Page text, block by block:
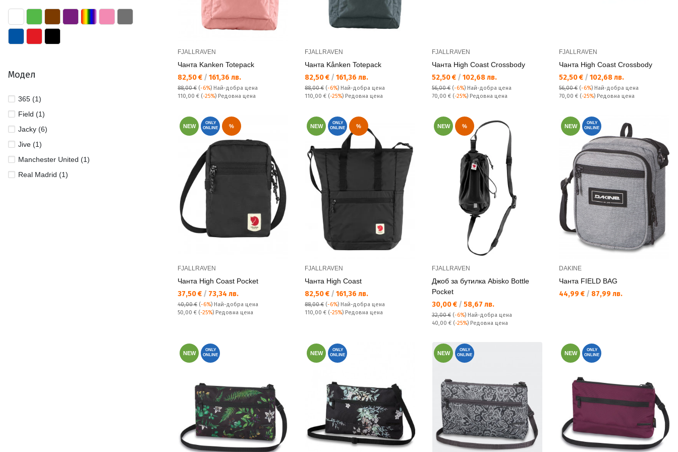
Модел
365 (1)
Field (1)
Jacky (6)
Jive (1)
Manchester United (1)
Real Madrid (1)
FJALLRAVEN
Чанта Kаnken Totepack
Текуща цена:
82,50 € / 161,36 лв.
88,00 € (-6%) Най-добра цена
Редовна цена:
110,00 € (-25%) Редовна цена
FJALLRAVEN
Чанта Kånken Totepack
Текуща цена:
82,50 € / 161,36 лв.
88,00 € (-6%) Най-добра цена
Редовна цена:
110,00 € (-25%) Редовна цена
FJALLRAVEN
Чанта High Coast Crossbody
Текуща цена:
52,50 € / 102,68 лв.
56,00 € (-6%) Най-добра цена
Редовна цена:
70,00 € (-25%) Редовна цена
FJALLRAVEN
Чанта High Coast Crossbody
Текуща цена:
52,50 € / 102,68 лв.
56,00 € (-6%) Най-добра цена
Редовна цена:
70,00 € (-25%) Редовна цена
NEW
ONLY
ONLINE
%
FJALLRAVEN
Чанта High Coast Pocket
Текуща цена:
37,50 € / 73,34 лв.
40,00 € (-6%) Най-добра цена
Редовна цена:
50,00 € (-25%) Редовна цена
NEW
ONLY
ONLINE
%
FJALLRAVEN
Чанта High Coast
Текуща цена:
82,50 € / 161,36 лв.
88,00 € (-6%) Най-добра цена
Редовна цена:
110,00 € (-25%) Редовна цена
NEW %
FJALLRAVEN
Джоб за бутилка Abisko Bottle
Pocket
Текуща цена:
30,00 € / 58,67 лв.
32,00 € (-6%) Най-добра цена
Редовна цена:
40,00 € (-25%) Редовна цена
NEW
ONLY
ONLINE
DAKINE
Чанта FIELD BAG
Текуща цена:
44,99 € / 87,99 лв.
NEW
ONLY
ONLINE
NEW
ONLY
ONLINE
NEW
ONLY
ONLINE
NEW
ONLY
ONLINE